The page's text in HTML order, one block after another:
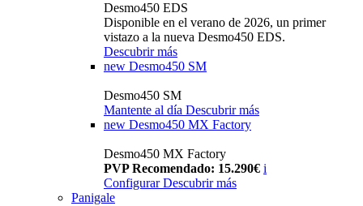
Desmo450 EDS
Disponible en el verano de 2026, un primer
vistazo a la nueva Desmo450 EDS.
Descubrir más
new Desmo450 SM
Desmo450 SM
Mantente al día Descubrir más
new Desmo450 MX Factory
Desmo450 MX Factory
PVP Recomendado: 15.290€ i
Configurar Descubrir más
Panigale